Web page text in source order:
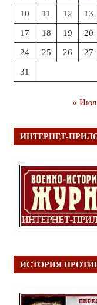
10 11 12 13
17 18 19 20
24 25 26 27
31
« Июл
ИНТЕРНЕТ-
ИСТОРИЯ